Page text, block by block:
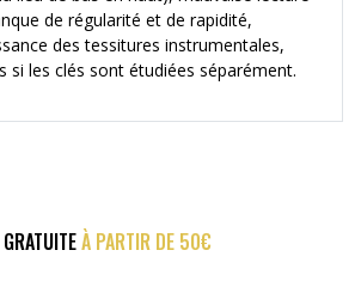
de régularité et de rapidité,
des tessitures instrumentales,
si les clés sont étudiées séparément.
À PARTIR DE 50€